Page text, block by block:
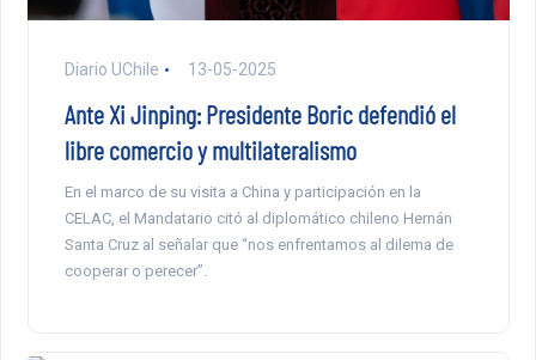
Diario UChile 13-05-2025
Ante Xi Jinping: Presidente Boric defendió el
libre comercio y multilateralismo
En el marco de su visita a China y participación en la
CELAC, el Mandatario citó al diplomático chileno Hernán
Santa Cruz al señalar que “nos enfrentamos al dilema de
cooperar o perecer”.